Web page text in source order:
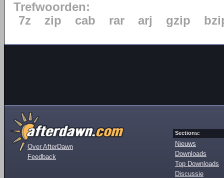
Trefwoorden:
7z
zip cab rar arj gzip
Over AfterDawn
Feedback
Sections:
Nieuws
Downloads
Top Downloads
Discussie